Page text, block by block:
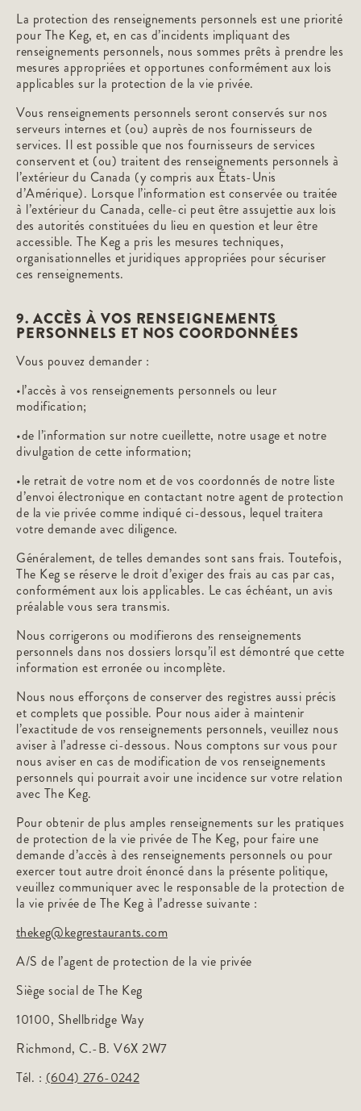
La protection des renseignements personnels est une priorité
pour The Keg, et, en cas d’incidents impliquant des
renseignements personnels, nous sommes prêts à prendre les
mesures appropriées et opportunes conformément aux lois
applicables sur la protection de la vie privée.
Vous renseignements personnels seront conservés sur nos
serveurs internes et (ou) auprès de nos fournisseurs de
services. Il est possible que nos fournisseurs de services
conservent et (ou) traitent des renseignements personnels à
l’extérieur du Canada (y compris aux États-Unis
d’Amérique). Lorsque l’information est conservée ou traitée
à l’extérieur du Canada, celle-ci peut être assujettie aux lois
des autorités constituées du lieu en question et leur être
accessible. The Keg a pris les mesures techniques,
organisationnelles et juridiques appropriées pour sécuriser
ces renseignements.
9. ACCÈS À VOS RENSEIGNEMENTS
PERSONNELS ET NOS COORDONNÉES
Vous pouvez demander :
•l’accès à vos renseignements personnels ou leur
modification;
•de l’information sur notre cueillette, notre usage et notre
divulgation de cette information;
•le retrait de votre nom et de vos coordonnés de notre liste
d’envoi électronique en contactant notre agent de protection
de la vie privée comme indiqué ci-dessous, lequel traitera
votre demande avec diligence.
Généralement, de telles demandes sont sans frais. Toutefois,
The Keg se réserve le droit d’exiger des frais au cas par cas,
conformément aux lois applicables. Le cas échéant, un avis
préalable vous sera transmis.
Nous corrigerons ou modifierons des renseignements
personnels dans nos dossiers lorsqu’il est démontré que cette
information est erronée ou incomplète.
Nous nous efforçons de conserver des registres aussi précis
et complets que possible. Pour nous aider à maintenir
l’exactitude de vos renseignements personnels, veuillez nous
aviser à l’adresse ci-dessous. Nous comptons sur vous pour
nous aviser en cas de modification de vos renseignements
personnels qui pourrait avoir une incidence sur votre relation
avec The Keg.
Pour obtenir de plus amples renseignements sur les pratiques
de protection de la vie privée de The Keg, pour faire une
demande d’accès à des renseignements personnels ou pour
exercer tout autre droit énoncé dans la présente politique,
veuillez communiquer avec le responsable de la protection de
la vie privée de The Keg à l’adresse suivante :
thekeg@kegrestaurants.com
A/S de l’agent de protection de la vie privée
Siège social de The Keg
10100, Shellbridge Way
Richmond, C.-B. V6X 2W7
Tél. : (604) 276-0242